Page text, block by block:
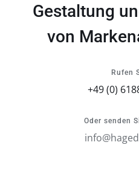
Gestaltung
von
Rufen
+49 (0)
Oder senden